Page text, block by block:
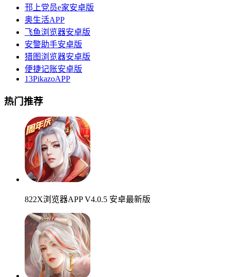
邗上党员e家安卓版
奥生活APP
飞鱼浏览器安卓版
安警助手安卓版
猎图浏览器安卓版
便捷记账安卓版
13PikazoAPP
热门推荐
822X浏览器APP V4.0.5 安卓最新版